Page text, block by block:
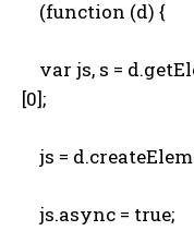
(function (d) {
var js, s =
[0];
js =
js.async = true;